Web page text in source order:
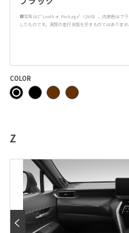
■写真はZ“Leather Package”（2WD）。内装色はブ
したものです。実際の走行状態を示すものではありませ
COLOR
Z